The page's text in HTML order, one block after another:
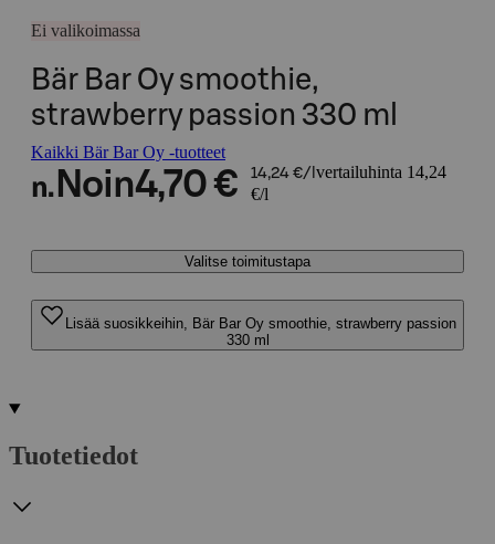
Ei valikoimassa
Bär Bar Oy smoothie,
strawberry passion 330 ml
Kaikki Bär Bar Oy -tuotteet
n. Noin4,70 € 14,24 €/l vertailuhinta 14,24
€/l
Valitse toimitustapa
Lisää suosikkeihin, Bär Bar Oy smoothie, strawberry passion
330 ml
Tuotetiedot